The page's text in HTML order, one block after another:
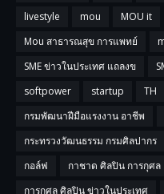
livestyle
mou MOU it
Mou สาธารณสุข การแพทย์
SME ข่าวในประเทศ แถลงข
softpower
startup TH
กรมพัฒนาฝีมือแรงงาน อาชีพ
กระทรวงวัฒนธรรม กรมศิลปากร
กอล์ฟ
กาชาด ศิลปิน การกุศล
การกุศล ศิลปิน ข่าวในประเทศ